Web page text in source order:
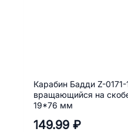
Карабин Бадди Z-0171-
вращающийся на
19*76 мм
149.99 ₽